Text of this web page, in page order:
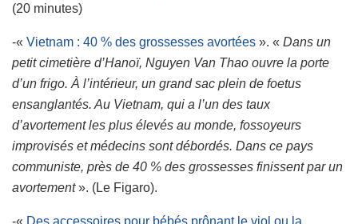
(20 minutes)
-« Vietnam : 40 % des grossesses avortées ». « Dans un
petit cimetière d’Hanoï, Nguyen Van Thao ouvre la porte
d’un frigo. À l’intérieur, un grand sac plein de foetus
ensanglantés. Au Vietnam, qui a l’un des taux
d’avortement les plus élevés au monde, fossoyeurs
improvisés et médecins sont débordés. Dans ce pays
communiste, près de 40 % des grossesses finissent par un
avortement». (Le Figaro).
-« Des accessoires pour bébés prônant le viol ou la